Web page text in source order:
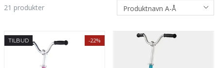
21 produkter
TILBUD -22%